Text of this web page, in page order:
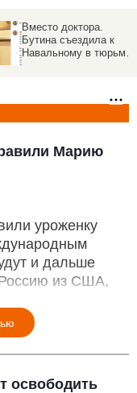
Вместо доктора.
Бутина съездила к
Навальному в тюрьму
Марию
уроженку
и дальше
из США,
освободить